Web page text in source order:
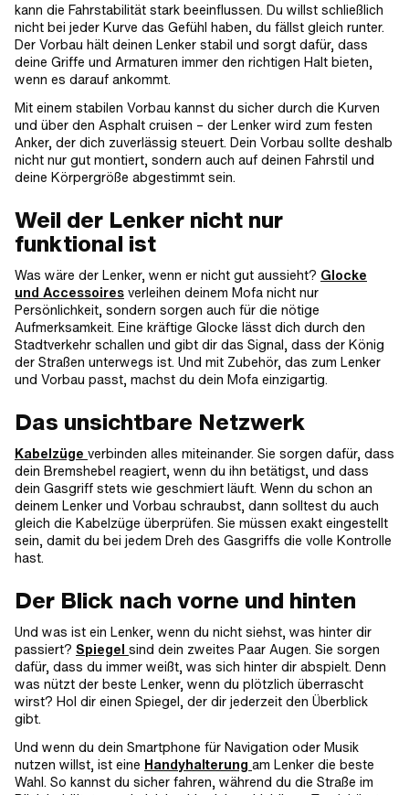
kann die Fahrstabilität stark beeinflussen. Du willst schließlich
nicht bei jeder Kurve das Gefühl haben, du fällst gleich runter.
Der Vorbau hält deinen Lenker stabil und sorgt dafür, dass
deine Griffe und Armaturen immer den richtigen Halt bieten,
wenn es darauf ankommt.
Mit einem stabilen Vorbau kannst du sicher durch die Kurven
und über den Asphalt cruisen – der Lenker wird zum festen
Anker, der dich zuverlässig steuert. Dein Vorbau sollte deshalb
nicht nur gut montiert, sondern auch auf deinen Fahrstil und
deine Körpergröße abgestimmt sein.
Weil der Lenker nicht nur
funktional ist
Was wäre der Lenker, wenn er nicht gut aussieht? Glocke
und Accessoires verleihen deinem Mofa nicht nur
Persönlichkeit, sondern sorgen auch für die nötige
Aufmerksamkeit. Eine kräftige Glocke lässt dich durch den
Stadtverkehr schallen und gibt dir das Signal, dass der König
der Straßen unterwegs ist. Und mit Zubehör, das zum Lenker
und Vorbau passt, machst du dein Mofa einzigartig.
Das unsichtbare Netzwerk
Kabelzüge verbinden alles miteinander. Sie sorgen dafür, dass
dein Bremshebel reagiert, wenn du ihn betätigst, und dass
dein Gasgriff stets wie geschmiert läuft. Wenn du schon an
deinem Lenker und Vorbau schraubst, dann solltest du auch
gleich die Kabelzüge überprüfen. Sie müssen exakt eingestellt
sein, damit du bei jedem Dreh des Gasgriffs die volle Kontrolle
hast.
Der Blick nach vorne und hinten
Und was ist ein Lenker, wenn du nicht siehst, was hinter dir
passiert? Spiegel sind dein zweites Paar Augen. Sie sorgen
dafür, dass du immer weißt, was sich hinter dir abspielt. Denn
was nützt der beste Lenker, wenn du plötzlich überrascht
wirst? Hol dir einen Spiegel, der dir jederzeit den Überblick
gibt.
Und wenn du dein Smartphone für Navigation oder Musik
nutzen willst, ist eine Handyhalterung am Lenker die beste
Wahl. So kannst du sicher fahren, während du die Straße im